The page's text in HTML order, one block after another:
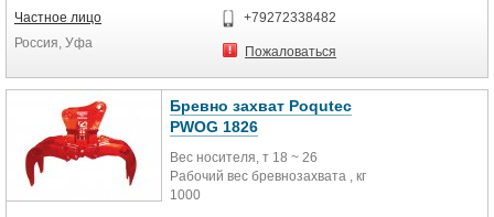
инструментом для применения в
широком ряде сортировочных и
погрузочных работ.
Частное лицо
Россия, Уфа
+79272338482
Пожаловаться
Бревно захват Poqutec
PWOG 1826
Вес носителя, т 18 ~ 26
Рабочий вес бревнозахвата , кг
1000